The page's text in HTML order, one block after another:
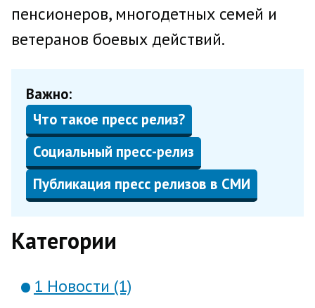
пенсионеров, многодетных семей и
ветеранов боевых действий.
Важно:
Что такое пресс релиз?
Социальный пресс-релиз
Публикация пресс релизов в СМИ
Категории
1 Новости (1)